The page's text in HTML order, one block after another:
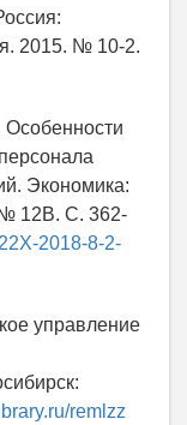
2015. № 10-2.
Экономика:
№ 12В. С. 362-
2018-8-2-
управление
remlzz